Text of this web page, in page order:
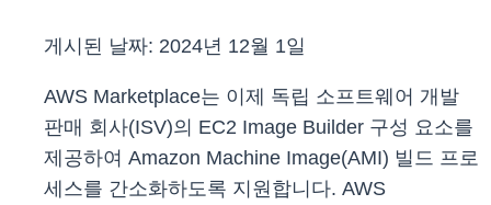
게시된 날짜: 2024년 12월 1일
AWS Marketplace는 이제 독립 소프트웨어 개발
판매 회사(ISV)의 EC2 Image Builder 구성 요소를
제공하여 Amazon Machine Image(AMI) 빌드 프로
세스를 간소화하도록 지원합니다. AWS